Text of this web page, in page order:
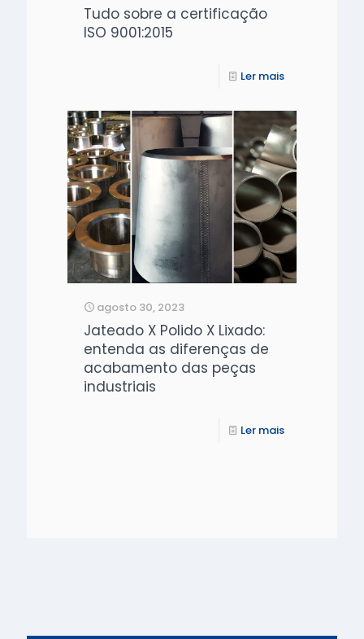
Tudo sobre a certificação
ISO 9001:2015
Ler mais
agosto 30, 2023
Jateado X Polido X Lixado:
entenda as diferenças de
acabamento das peças
industriais
Ler mais